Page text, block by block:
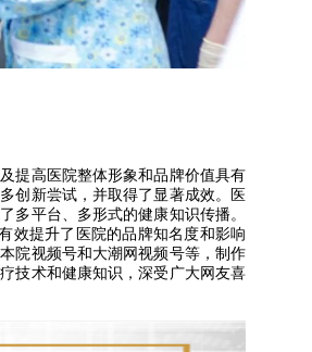
提高医院整体形象和品牌价值具有
创新尝试，并取得了显著成效。医
多平台、多形式的健康知识传播。
效提升了医院的品牌知名度和影响
院视频号和大潮网视频号等，制作
技术和健康知识，深受广大网友喜